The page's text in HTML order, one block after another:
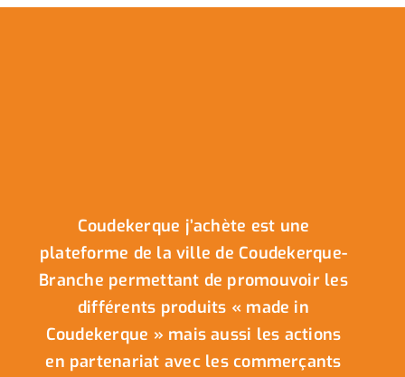
Coudekerque j’achète est une
plateforme de la ville de Coudekerque-
Branche permettant de promouvoir les
différents produits « made in
Coudekerque » mais aussi les actions
en partenariat avec les commerçants